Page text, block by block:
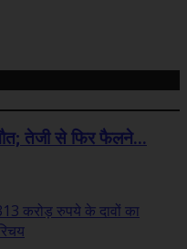
तेजी से फिर फैलने...